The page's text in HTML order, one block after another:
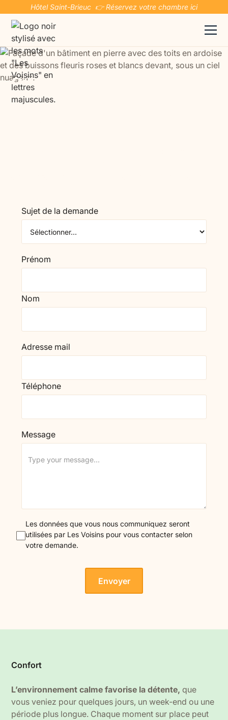
Hôtel Saint-Brieuc 👉 Réservez votre chambre ici
Gîte à Saint-Brieuc :
confort, calme et liberté en
Sujet de la demande
Prénom
Nom
Adresse mail
Téléphone
Message
Les données que vous nous communiquez seront
utilisées par Les Voisins pour vous contacter selon
votre demande.
Confort
L’environnement calme favorise la détente, que
vous veniez pour quelques jours, un week-end ou une
période plus longue. Chaque moment sur place peut